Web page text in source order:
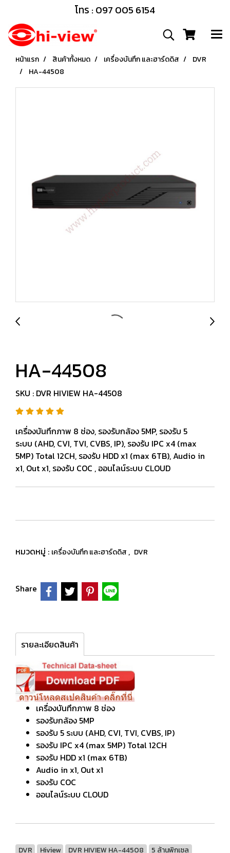
โทร : 097 005 6154
หน้าแรก สินค้าทั้งหมด เครื่องบันทึก และฮาร์ดดิส
DVR
HA-44508
HA-44508
SKU : DVR HIVIEW HA-44508
เครื่องบันทึกภาพ 8 ช่อง, รองรับกล้อง 5MP, รองรับ 5
ระบบ (AHD, CVI, TVI, CVBS, IP), รองรับ IPC x4 (max
5MP) Total 12CH, รองรับ HDD x1 (max 6TB), Audio in
x1, Out x1, รองรับ COC , ออนไลน์ระบบ CLOUD
หมวดหมู่ : เครื่องบันทึก และฮาร์ดดิส , DVR
Share
รายละเอียดสินค้า
เครื่องบันทึกภาพ 8 ช่อง
รองรับกล้อง 5MP
รองรับ 5 ระบบ (AHD, CVI, TVI, CVBS, IP)
รองรับ IPC x4 (max 5MP) Total 12CH
รองรับ HDD x1 (max 6TB)
Audio in x1, Out x1
รองรับ COC
ออนไลน์ระบบ CLOUD
DVR Hiview DVR HIVIEW HA-44508
5 ล้านพิกเซล